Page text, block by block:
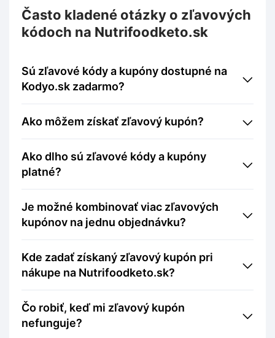
Často kladené otázky o zľavových
kódoch na Nutrifoodketo.sk
Sú zľavové kódy a kupóny dostupné na
Kodyo.sk zadarmo?
Ako môžem získať zľavový kupón?
Ako dlho sú zľavové kódy a kupóny
platné?
Je možné kombinovať viac zľavových
kupónov na jednu objednávku?
Kde zadať získaný zľavový kupón pri
nákupe na Nutrifoodketo.sk?
Čo robiť, keď mi zľavový kupón
nefunguje?